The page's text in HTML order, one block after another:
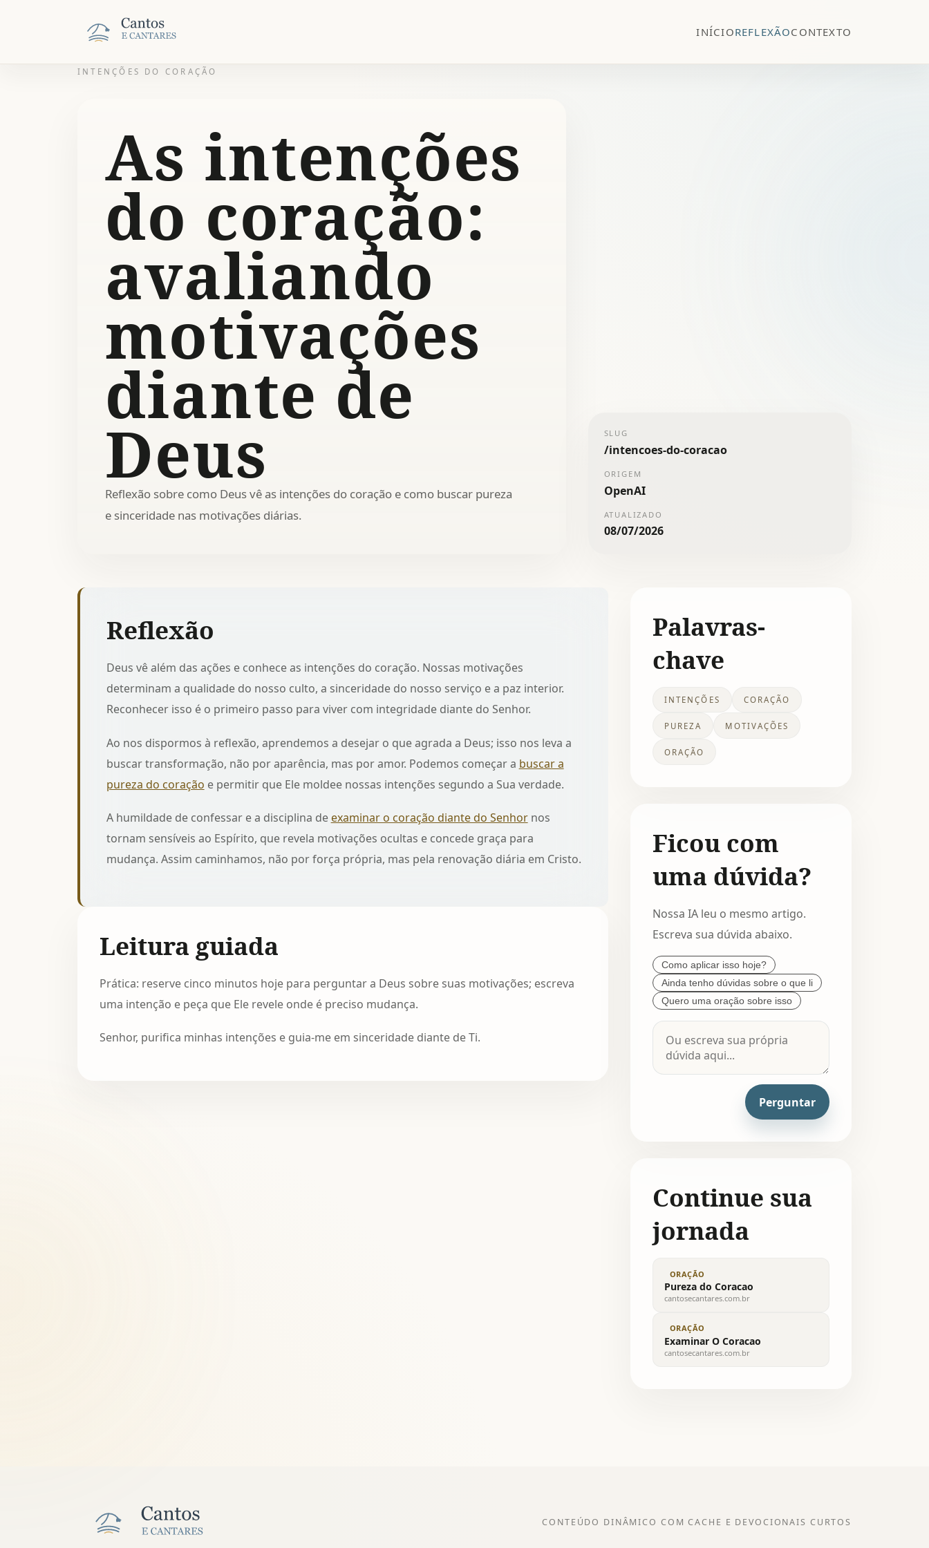
INÍCIOREFLEXÃOCONTEXTO
INTENÇÕES DO CORAÇÃO
As intenções
do coração:
avaliando
motivações
diante de
Deus
Reflexão sobre como Deus vê as intenções do coração e como buscar pureza
e sinceridade nas motivações diárias.
SLUG
/intencoes-do-coracao
ORIGEM
OpenAI
ATUALIZADO
08/07/2026
Reflexão
Deus vê além das ações e conhece as intenções do coração. Nossas motivações
determinam a qualidade do nosso culto, a sinceridade do nosso serviço e a paz interior.
Reconhecer isso é o primeiro passo para viver com integridade diante do Senhor.
Ao nos dispormos à reflexão, aprendemos a desejar o que agrada a Deus; isso nos leva a
buscar transformação, não por aparência, mas por amor. Podemos começar a buscar a
pureza do coração e permitir que Ele moldee nossas intenções segundo a Sua verdade.
A humildade de confessar e a disciplina de examinar o coração diante do Senhornos
tornam sensíveis ao Espírito, que revela motivações ocultas e concede graça para
mudança. Assim caminhamos, não por força própria, mas pela renovação diária em Cristo.
Leitura guiada
Prática: reserve cinco minutos hoje para perguntar a Deus sobre suas motivações; escreva
uma intenção e peça que Ele revele onde é preciso mudança.
Senhor, purifica minhas intenções e guia-me em sinceridade diante de Ti.
Palavras-
chave
INTENÇÕES CORAÇÃO
PUREZA MOTIVAÇÕES
ORAÇÃO
Ficou com
uma dúvida?
Nossa IA leu o mesmo artigo.
Escreva sua dúvida abaixo.
Como aplicar isso hoje?
Ainda tenho dúvidas sobre o que li
Quero uma oração sobre isso
Perguntar
Continue sua
jornada
ORAÇÃO
Pureza do Coracao
cantosecantares.com.br
ORAÇÃO
Examinar O Coracao
cantosecantares.com.br
CONTEÚDO DINÂMICO COM CACHE E DEVOCIONAIS CURTOS